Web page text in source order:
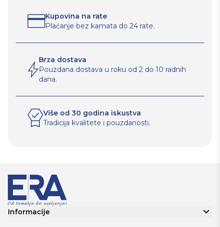
Kupovina na rate
Plaćanje bez kamata do 24 rate.
Brza dostava
Pouzdana dostava u roku od 2 do 10 radnih
dana.
Više od 30 godina iskustva
Tradicija kvalitete i pouzdanosti.
Informacije